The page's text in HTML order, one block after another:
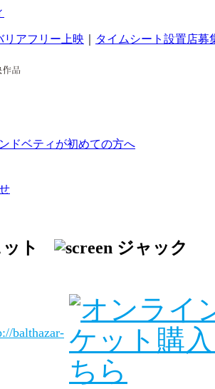
リアフリー上映 タイムシート設置店募
ト
balthazar-